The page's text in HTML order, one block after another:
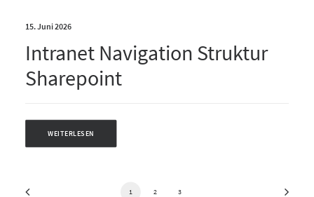
15. Juni 2026
Intranet Navigation Struktur
Sharepoint
WEITERLESEN
1 2 3